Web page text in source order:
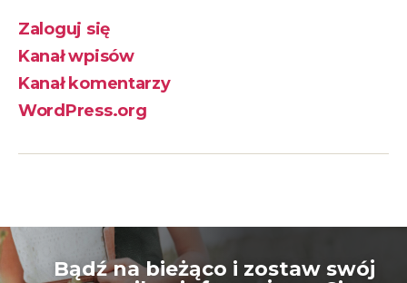
Zaloguj się
Kanał wpisów
Kanał komentarzy
WordPress.org
Bądź na bieżąco i zostaw swój